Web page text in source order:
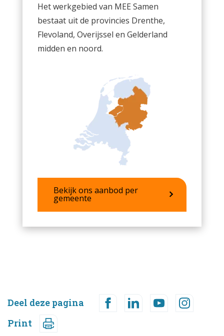
Het werkgebied van MEE Samen
bestaat uit de provincies Drenthe,
Flevoland, Overijssel en Gelderland
midden en noord.
Bekijk ons aanbod per
gemeente
Deel deze pagina
Print